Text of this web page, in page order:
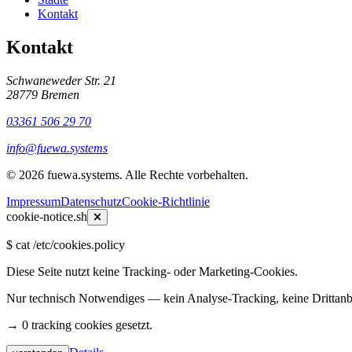
Kontakt
Kontakt
Schwaneweder Str. 21
28779 Bremen
03361 506 29 70
info@fuewa.systems
© 2026 fuewa.systems. Alle Rechte vorbehalten.
ImpressumDatenschutzCookie-Richtlinie
cookie-notice.sh
$ cat /etc/cookies.policy
Diese Seite nutzt keine Tracking- oder Marketing-Cookies.
Nur technisch Notwendiges — kein Analyse-Tracking, keine
→ 0 tracking cookies gesetzt.